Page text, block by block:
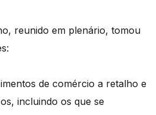
reunido em plenário, tomou
de comércio a retalho e
incluindo os que se